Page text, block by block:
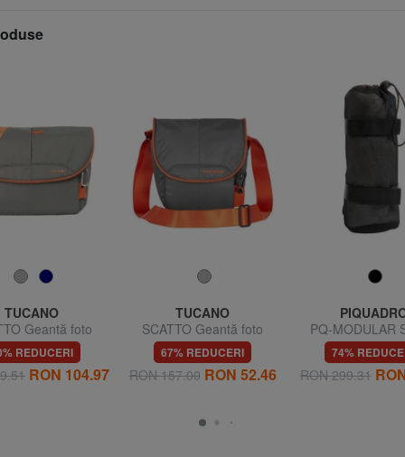
TUCANO
Geantă foto
REDUCERI
RON 104.97
TUCANO
SCATTO Geantă foto
67% REDUCERI
RON 157.00 RON 52.46
PQ-MODULAR
pentru sticle
74%
RON 299.31